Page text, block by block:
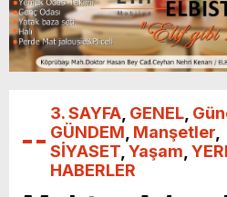
3. SAYFA GENEL
GÜNDEM Manşetler
SİYASET Yaşam
HABERLER